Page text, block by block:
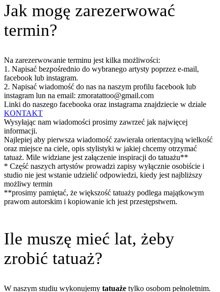
Jak mogę zarezerwować
termin?
Na zarezerwowanie terminu jest kilka możliwości:
1. Napisać bezpośrednio do wybranego artysty poprzez e-mail,
facebook lub instagram.
2. Napisać wiadomość do nas na naszym profilu facebook lub
instagram lun na email: zmoratattoo@gmail.com
Linki do naszego facebooka oraz instagrama znajdziecie w dziale
KONTAKT
Wysyłając nam wiadomości prosimy zawrzeć jak najwięcej
informacji.
Najlepiej aby pierwsza wiadomość zawierała orientacyjną wielkość
oraz miejsce na ciele, opis stylistyki w jakiej chcemy otrzymać
tatuaż. Mile widziane jest załączenie inspiracji do tatuażu**
* Część naszych artystów prowadzi zapisy wyłącznie osobiście i
studio nie jest wstanie udzielić odpowiedzi, kiedy jest najbliższy
możliwy termin
**prosimy pamiętać, że większość tatuaży podlega majątkowym
prawom autorskim i kopiowanie ich jest przestępstwem.
Ile muszę mieć lat, żeby
zrobić tatuaż?
W naszym studiu wykonujemy tatuaże tylko osobom pełnoletnim.